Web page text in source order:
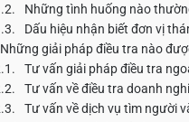
Những tình huống nào
Dấu hiệu nhận biết đơn vị
Những giải pháp điều tra nào
Tư vấn giải pháp điều tra
Tư vấn về điều tra doanh
Tư vấn về dịch vụ tìm người